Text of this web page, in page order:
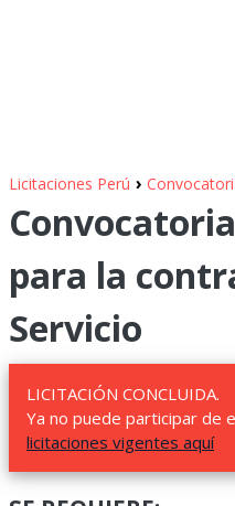
Licitaciones Perú ›
para la
Servicio
LICITACIÓN CONCLUIDA.
Ya no puede participar de
licitaciones vigentes aquí